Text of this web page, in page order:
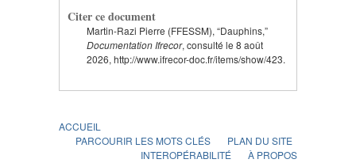
Citer ce document
Martin-Razi Pierre (FFESSM), “Dauphins,”
Documentation Ifrecor, consulté le 8 août
2026, http://www.ifrecor-doc.fr/items/show/423.
ACCUEIL
PARCOURIR LES MOTS CLÉS
PLAN DU SITE
INTEROPÉRABILITÉ
À PROPOS